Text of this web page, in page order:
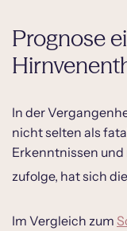
Prognose
In der
nicht selten als
Erkenntnissen
zufolge, hat sich
Im Vergleich zum